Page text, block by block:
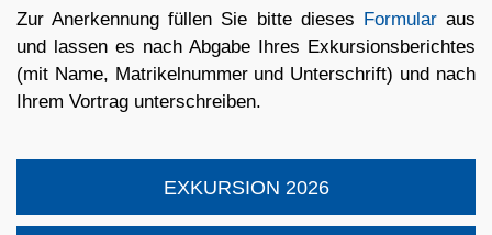
Zur Anerkennung füllen Sie bitte dieses Formularaus
und lassen es nach Abgabe Ihres Exkursionsberichtes
(mit Name, Matrikelnummer und Unterschrift) und nach
Ihrem Vortrag unterschreiben.
EXKURSION 2026